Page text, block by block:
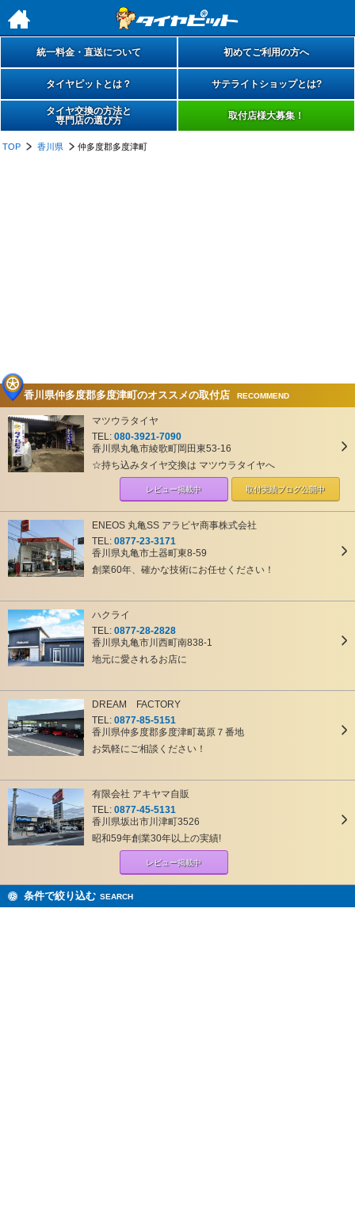
h
統一料金・直送について 初めてご利用の方へ
タイヤピットとは？ サテライトショップとは?
タイヤ交換の方法と
専門店の選び方
取付店様大募集！
TOP 香川県 仲多度郡多度津町
香川県仲多度郡多度津町のオススメの取付店 RECOMMEND
マツウラタイヤ
TEL: 080-3921-7090
香川県丸亀市綾歌町岡田東53-16
☆持ち込みタイヤ交換は マツウラタイヤへ
レビュー掲載中 取付実績ブログ公開中
ENEOS 丸亀SS アラビヤ商事株式会社
TEL: 0877-23-3171
香川県丸亀市土器町東8-59
創業60年、確かな技術にお任せください！
ハクライ
TEL: 0877-28-2828
香川県丸亀市川西町南838-1
地元に愛されるお店に
DREAM FACTORY
TEL: 0877-85-5151
香川県仲多度郡多度津町葛原７番地
お気軽にご相談ください！
有限会社 アキヤマ自販
TEL: 0877-45-5131
香川県坂出市川津町3526
昭和59年創業30年以上の実績!
レビュー掲載中
条件で絞り込む SEARCH